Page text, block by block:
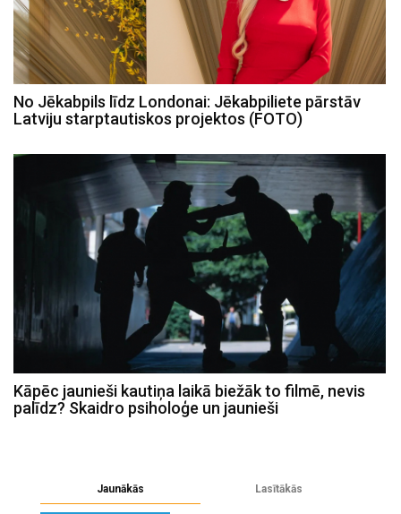
No Jēkabpils līdz Londonai: Jēkabpiliete pārstāv
Latviju starptautiskos projektos (FOTO)
Kāpēc jaunieši kautiņa laikā biežāk to filmē, nevis
palīdz? Skaidro psiholoģe un jaunieši
Jaunākās Lasītākās